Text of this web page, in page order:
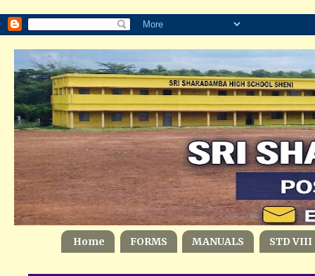
Home FORMS MANUALS STD VIII